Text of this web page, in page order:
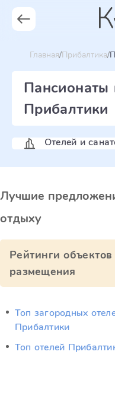
Главная Прибалтика
Пансионаты
Прибалтики
Отелей и
Лучшие
отдыху
Рейтинги объектов
размещения
Топ загородных
Прибалтики
Топ отелей